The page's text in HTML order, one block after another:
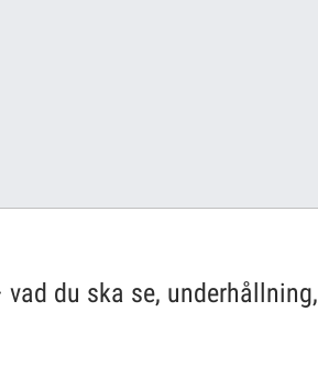
du ska se, underhållning,